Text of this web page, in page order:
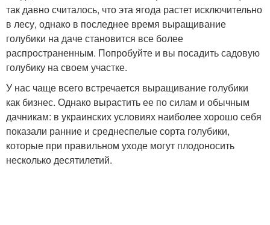
так давно считалось, что эта ягода растет исключительно
в лесу, однако в последнее время выращивание
голубики на даче становится все более
распространенным. Попробуйте и вы посадить садовую
голубику на своем участке.
У нас чаще всего встречается выращивание голубики
как бизнес. Однако вырастить ее по силам и обычным
дачникам: в украинских условиях наиболее хорошо себя
показали ранние и среднеспелые сорта голубики,
которые при правильном уходе могут плодоносить
несколько десятилетий.